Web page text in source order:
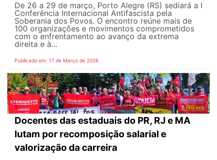
De 26 a 29 de março, Porto Alegre (RS) sediará a I
Conferência Internacional Antifascista pela
Soberania dos Povos. O encontro reúne mais de
100 organizações e movimentos comprometidos
com o enfrentamento ao avanço da extrema
direita e à...
Publicado em: 17 de Março de 2026
Docentes das estaduais do PR, RJ e MA
lutam por recomposição salarial e
valorização da carreira